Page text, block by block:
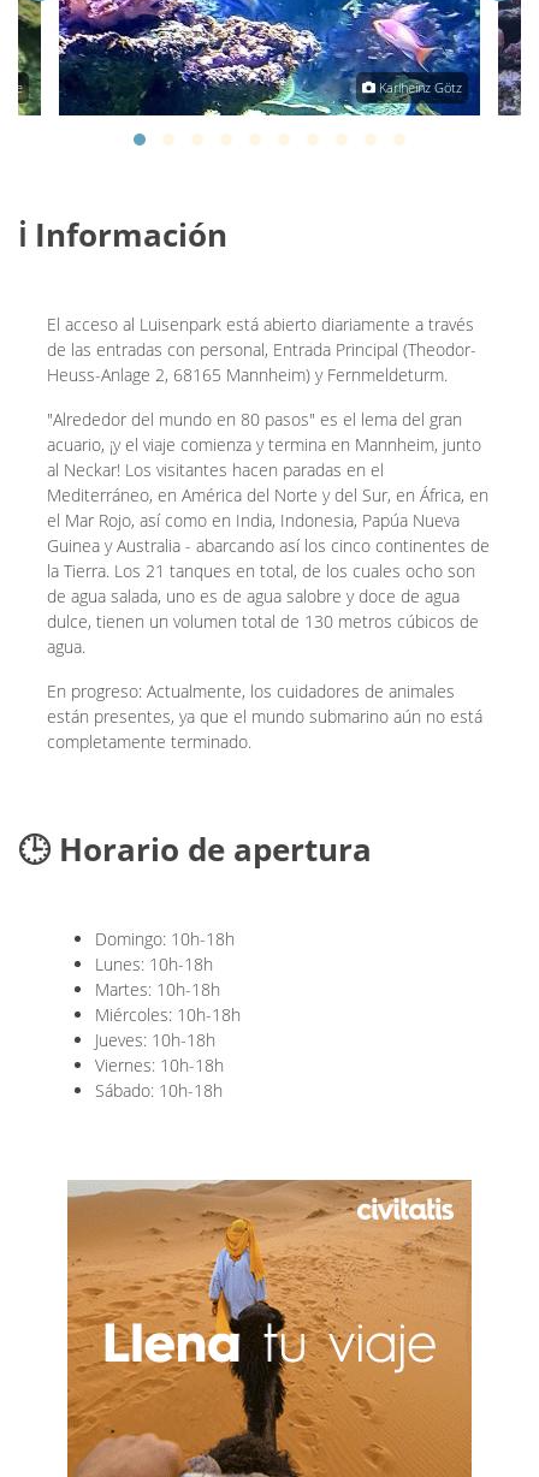
Karlheinz Götz
ℹ️ Información
El acceso al Luisenpark está abierto diariamente a través
de las entradas con personal, Entrada Principal (Theodor-
Heuss-Anlage 2, 68165 Mannheim) y Fernmeldeturm.
"Alrededor del mundo en 80 pasos" es el lema del gran
acuario, ¡y el viaje comienza y termina en Mannheim, junto
al Neckar! Los visitantes hacen paradas en el
Mediterráneo, en América del Norte y del Sur, en África, en
el Mar Rojo, así como en India, Indonesia, Papúa Nueva
Guinea y Australia - abarcando así los cinco continentes de
la Tierra. Los 21 tanques en total, de los cuales ocho son
de agua salada, uno es de agua salobre y doce de agua
dulce, tienen un volumen total de 130 metros cúbicos de
agua.
En progreso: Actualmente, los cuidadores de animales
están presentes, ya que el mundo submarino aún no está
completamente terminado.
🕒 Horario de apertura
Domingo: 10h-18h
Lunes: 10h-18h
Martes: 10h-18h
Miércoles: 10h-18h
Jueves: 10h-18h
Viernes: 10h-18h
Sábado: 10h-18h